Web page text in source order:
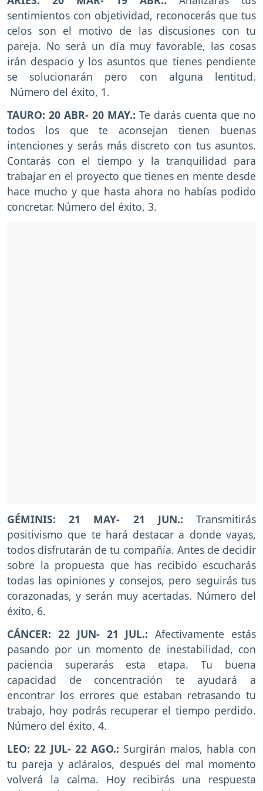
sentimientos con objetividad, reconocerás que tus
celos son el motivo de las discusiones con tu
pareja. No será un día muy favorable, las cosas
irán despacio y los asuntos que tienes pendiente
se solucionarán pero con alguna lentitud.
Número del éxito, 1.
TAURO: 20 ABR- 20 MAY.: Te darás cuenta que no
todos los que te aconsejan tienen buenas
intenciones y serás más discreto con tus asuntos.
Contarás con el tiempo y la tranquilidad para
trabajar en el proyecto que tienes en mente desde
hace mucho y que hasta ahora no habías podido
concretar. Número del éxito, 3.
GÉMINIS: 21 MAY- 21 JUN.: Transmitirás
positivismo que te hará destacar a donde vayas,
todos disfrutarán de tu compañía. Antes de decidir
sobre la propuesta que has recibido escucharás
todas las opiniones y consejos, pero seguirás tus
corazonadas, y serán muy acertadas. Número del
éxito, 6.
CÁNCER: 22 JUN- 21 JUL.:Afectivamente estás
pasando por un momento de inestabilidad, con
paciencia superarás esta etapa. Tu buena
capacidad de concentración te ayudará a
encontrar los errores que estaban retrasando tu
trabajo, hoy podrás recuperar el tiempo perdido.
Número del éxito, 4.
LEO: 22 JUL- 22 AGO.: Surgirán malos, habla con
tu pareja y acláralos, después del mal momento
volverá la calma. Hoy recibirás una respuesta